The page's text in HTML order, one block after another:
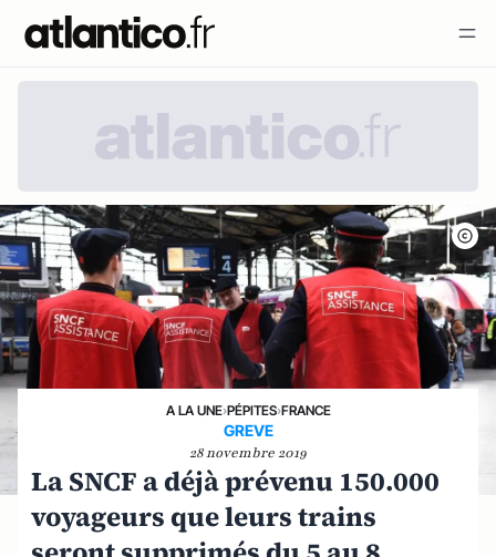
A LA UNE›PÉPITES›FRANCE
GREVE
28 novembre 2019
La SNCF a déjà prévenu 150.000
voyageurs que leurs trains